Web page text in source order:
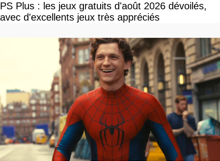
PS Plus : les jeux gratuits d'août 2026 dévoilés,
avec d'excellents jeux très appréciés